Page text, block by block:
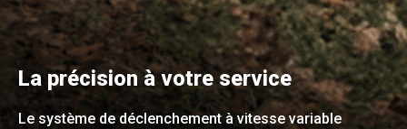
La précision à votre service
Le système de déclenchement à vitesse variable